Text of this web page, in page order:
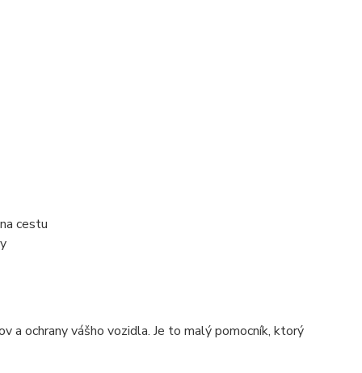
cestu
a ochrany vášho vozidla. Je to malý pomocník, ktorý